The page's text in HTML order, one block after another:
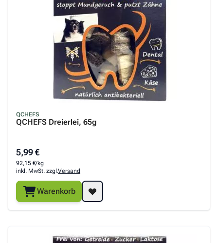
QCHEFS
QCHEFS Dreierlei, 65g
5,99 €
92,15 €/kg
inkl. MwSt. zzgl.Versand
Warenkorb